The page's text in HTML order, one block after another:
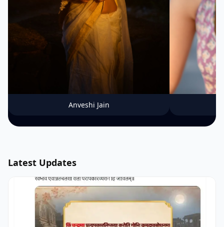
Anveshi Jain
Latest Updates